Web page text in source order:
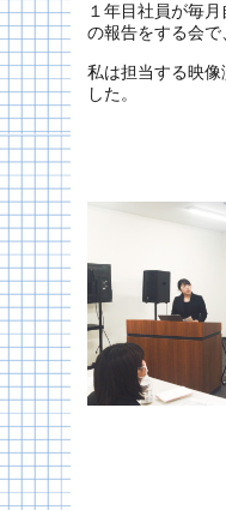
１年目社員が毎
の報告をする会で
私は担当する映像
した。